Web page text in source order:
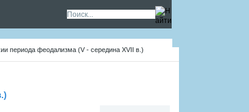
периода феодализма (V - середина XVII в.)